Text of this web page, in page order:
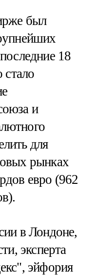
был
18
стало
и
для
рынках
евро (962
в Лондоне,
эксперта
эйфория